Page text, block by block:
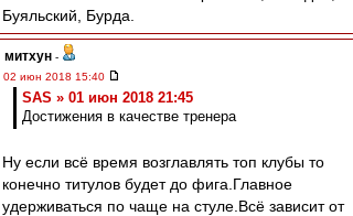
Буяльский, Бурда.
митхун -
02 июн 2018 15:40
SAS » 01 июн 2018 21:45
Достижения в качестве тренера
Ну если всё время возглавлять топ клубы то
конечно титулов будет до фига.Главное
удерживаться по чаще на стуле.Всё зависит от